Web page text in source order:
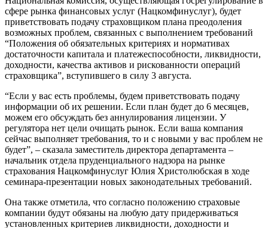
сфере рынка финансовых услуг (Нацкомфинуслуг), будет
приветствовать подачу страховщиком плана преодоления
возможных проблем, связанных с выполнением требований
“Положения об обязательных критериях и нормативах
достаточности капитала и платежеспособности, ликвидности,
доходности, качества активов и рискованности операций
страховщика”, вступившего в силу 3 августа.
“Если у вас есть проблемы, будем приветствовать подачу
информации об их решении. Если план будет до 6 месяцев,
можем его обсуждать без аннулирования лицензии. У
регулятора нет цели очищать рынок. Если ваша компания
сейчас выполняет требования, то и с новыми у вас проблем не
будет”, – сказала заместитель директора департамента –
начальник отдела пруденциального надзора на рынке
страхования Нацкомфинуслуг Юлия Христолюбская в ходе
семинара-презентации новых законодательных требований.
Она также отметила, что согласно положению страховые
компании будут обязаны на любую дату придерживаться
установленных критериев ликвидности, доходности и